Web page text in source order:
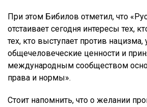
При этом Бибилов отметил, что
отстаивает сегодня интересы тех,
тех, кто выступает против нацизма,
общечеловеческие ценности и
международным сообществом
права и нормы».
Стоит напомнить, что о желании